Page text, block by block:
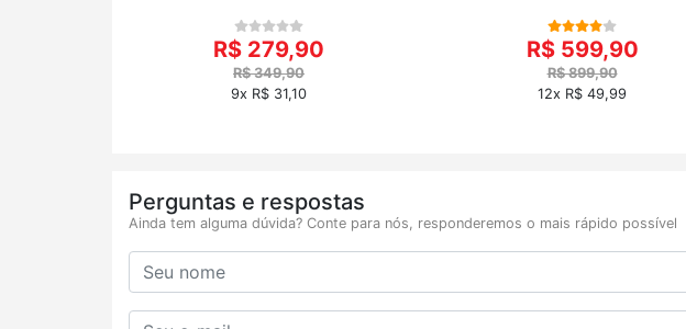
R$ 279,90
R$ 349,90
9x R$ 31,10
R$ 599,90
R$ 899,90
12x R$ 49,99
Perguntas e respostas
Ainda tem alguma dúvida? Conte para nós, responderemos o mais rápido possível